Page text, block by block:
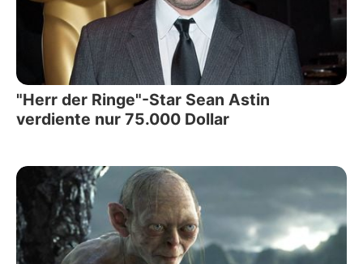
"Herr der Ringe"-Star Sean Astin
verdiente nur 75.000 Dollar